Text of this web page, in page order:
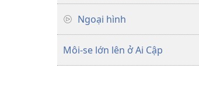
Ngoại hình
Môi-se lớn lên ở Ai Cập